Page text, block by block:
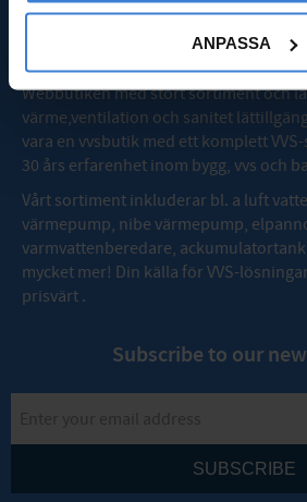
ANPASSA
Webbutiken med stort sortiment och
värme,ventilation och sanitet
vara en vvsbutik med ett komplett
30 års erfarenhet inom bygg, vvs och
Vårt sortiment inkluderar bl. a luft
värmepump, nibe värmepump,
varmvattenberedare,
mycket mer! Din källa för VVS-
prisvärt .
Subscribe to our
SUBSCRIBE